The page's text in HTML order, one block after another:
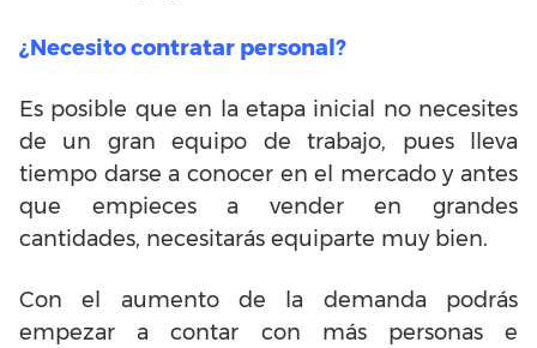
¿Necesito contratar personal?
Es posible que en la etapa inicial no necesites
de un gran equipo de trabajo, pues lleva
tiempo darse a conocer en el mercado y antes
que empieces a vender en grandes
cantidades, necesitarás equiparte muy bien.
Con el aumento de la demanda podrás
empezar a contar con más personas e